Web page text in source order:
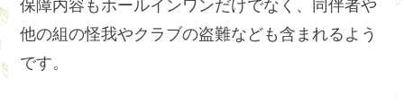
保障内容もホールインワンだけでなく、同伴者や
他の組の怪我やクラブの盗難なども含まれるよう
です。